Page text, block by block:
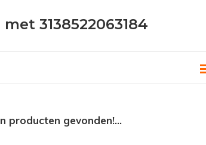
3138522063184
producten gevonden!...